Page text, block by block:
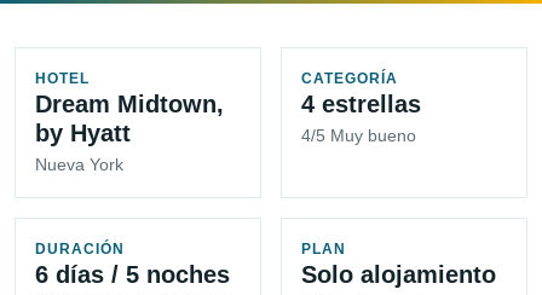
HOTEL
Dream Midtown,
by Hyatt
Nueva York
CATEGORÍA
4 estrellas
4/5 Muy bueno
DURACIÓN
6 días / 5 noches
PLAN
Solo alojamiento